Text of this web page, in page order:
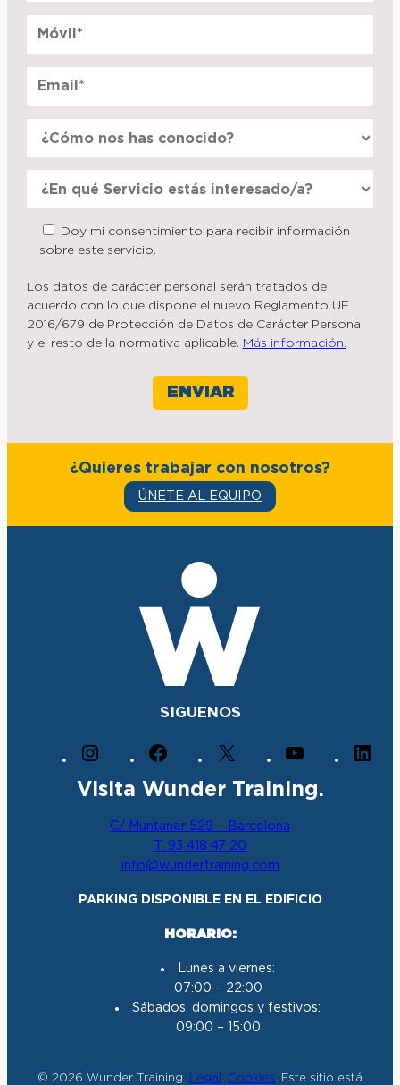
Doy mi consentimiento para recibir información
sobre este servicio.
Los datos de carácter personal serán tratados de
acuerdo con lo que dispone el nuevo Reglamento UE
2016/679 de Protección de Datos de Carácter Personal
y el resto de la normativa aplicable. Más información.
¿Quieres trabajar con nosotros?
ÚNETE AL EQUIPO
SIGUENOS
s
m
c
b
o
o
u
Visita Wunder Training.
C/ Muntaner 529 – Barcelona
T. 93 418 47 20
info@wundertraining.com
PARKING DISPONIBLE EN EL EDIFICIO
HORARIO:
Lunes a viernes:
07:00 – 22:00
Sábados, domingos y festivos:
09:00 – 15:00
© 2026 Wunder Training. Legal . Cookies. Este sitio está